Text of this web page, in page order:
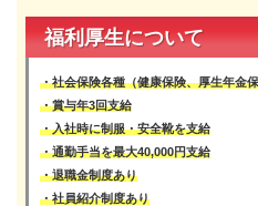
福利厚生について
・社会保険各種（健康保険、厚生年金
・賞与年3回支給
・入社時に制服・安全靴を支給
・通勤手当を最大40,000円支給
・退職金制度あり
・社員紹介制度あり